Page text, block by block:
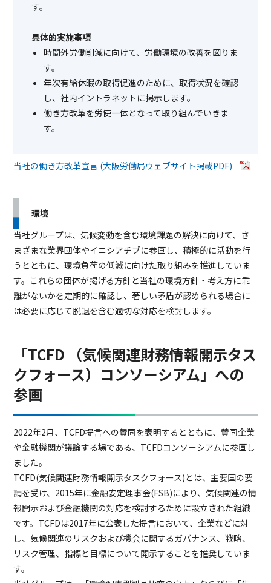
す。
具体的実施事項
時間外労働削減に向けて、労働環境の改善を図りま
す。
年次有給休暇の取得促進のために、取得状況を確認
し、社内イントラネットに掲示します。
働き方改革を労使一体となって取り組んでいきま
す。
当社の働き方改革宣言 (大阪労働局ウェブサイト掲載PDF)
環境
当社グループは、気候変動を含む環境課題の解決に向けて、さ
まざまな業界団体やイニシアチブに参画し、積極的に活動を行
うとともに、環境負荷の低減に向けた取り組みを推進していま
す。これらの団体が掲げる方針と当社の環境方針・考え方に乖
離がないかを定期的に確認し、著しい矛盾が認められる場合に
は必要に応じて脱退を含む適切な対応を検討します。
「TCFD （気候関連財務情報開示タス
クフォース）コンソーシアム」への
参画
2022年2月、TCFD提言への賛同を表明するとともに、賛同企業
や金融機関が議論する場である、TCFDコンソーシアムに参画し
ました。
TCFD(気候関連財務情報開示タスクフォース)とは、主要国の要
請を受け、2015年に金融安定理事会(FSB)により、気候関連の情
報開示および金融機関の対応を検討するために設立された組織
です。TCFDは2017年に公表した提言において、企業などに対
し、気候関連のリスクおよび機会に関するガバナンス、戦略、
リスク管理、指標と目標について開示することを推奨していま
す。